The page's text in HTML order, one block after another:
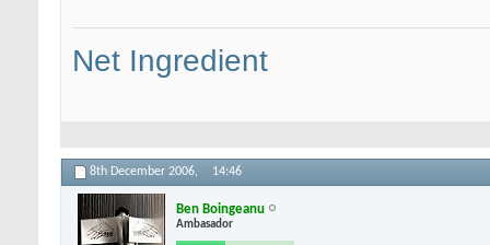
Net Ingredient
8th December 2006, 14:46
Ben Boingeanu
Ambasador